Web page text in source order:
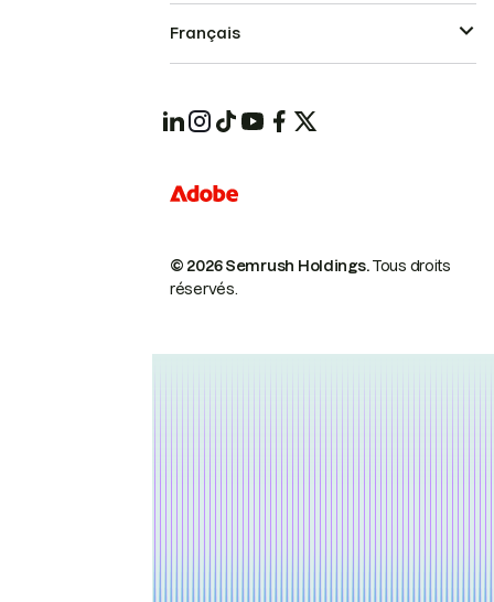
© 2026 Semrush Holdings.Tous droits
réservés.
Français